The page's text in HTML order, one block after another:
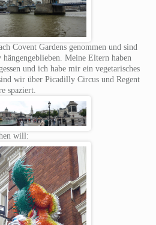
Covent Gardens genommen und sind
Meine Eltern haben
und ich habe mir ein vegetarisches
wir über Picadilly Circus und Regent
spaziert.
will: